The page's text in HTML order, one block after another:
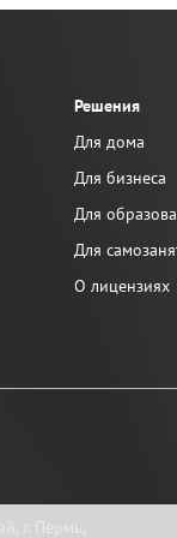
Решения
Для дома
Для бизнеса
Для
Для
О лицензиях